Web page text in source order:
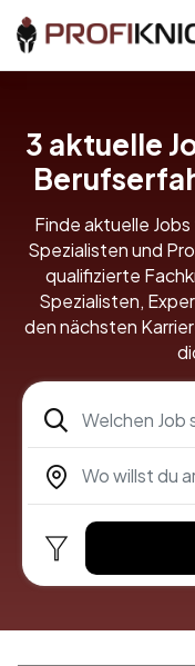
3 aktuelle
Finde aktuelle
Spezialisten und
qualifizierte
Spezialisten,
den nächsten